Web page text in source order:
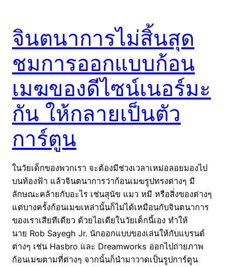
จินตนาการไม่สิ้นสุด
ชมการออกแบบก้อน
เมฆของดีไซน์เนอร์มะ
กัน ให้กลายเป็นตัว
การ์ตูน
ในวัยเด็กของพวกเรา จะต้องมีช่วงเวลาเหม่อลอยมองไป
บนท้องฟ้า แล้วจินตนาการว่าก้อนเมฆรูปทรงต่างๆ มี
ลักษณะคล้ายกับอะไร เช่นสุนัข แมว หมี หรือสิ่งของต่างๆ
แต่บางครั้งก้อนเมฆเหล่านั้นก็ไม่ได้เหมือนกับจินตนาการ
ของเราเสียทีเดียว ด้วยไอเดียในวัยเด็กนี้เอง ทำให้
นาย Rob Sayegh Jr. นักออกแบบของเล่นให้กับแบรนด์
ต่างๆ เช่น Hasbro และ Dreamworks ออกไปถ่ายภาพ
ก้อนเมฆตามที่ต่างๆ จากนั้นก็นำมาวาดเป็นรูปการ์ตูน